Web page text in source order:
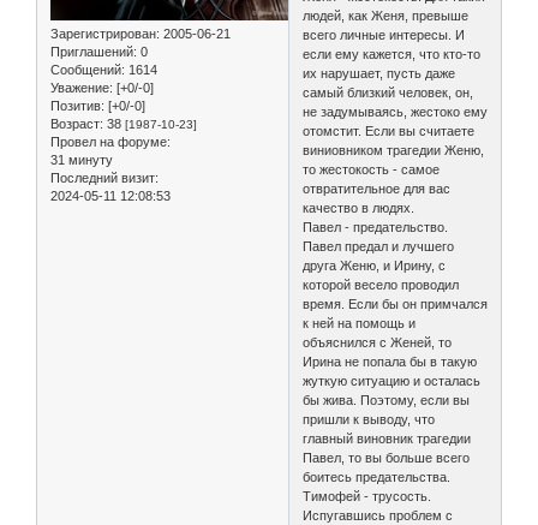
Зарегистрирован: 2005-06-21
Приглашений: 0
Сообщений: 1614
Уважение: [+0/-0]
Позитив: [+0/-0]
Возраст: 38 [1987-10-23]
Провел на форуме:
31 минуту
Последний визит:
2024-05-11 12:08:53
людей, как Женя, превыше
всего личные интересы. И
если ему кажется, что кто-то
их нарушает, пусть даже
самый близкий человек, он,
не задумываясь, жестоко ему
отомстит. Если вы считаете
виниовником трагедии Женю,
то жестокость - самое
отвратительное для вас
качество в людях.
Павел - предательство.
Павел предал и лучшего
друга Женю, и Ирину, с
которой весело проводил
время. Если бы он примчался
к ней на помощь и
объяснился с Женей, то
Ирина не попала бы в такую
жуткую ситуацию и осталась
бы жива. Поэтому, если вы
пришли к выводу, что
главный виновник трагедии
Павел, то вы больше всего
боитесь предательства.
Тимофей - трусость.
Испугавшись проблем с